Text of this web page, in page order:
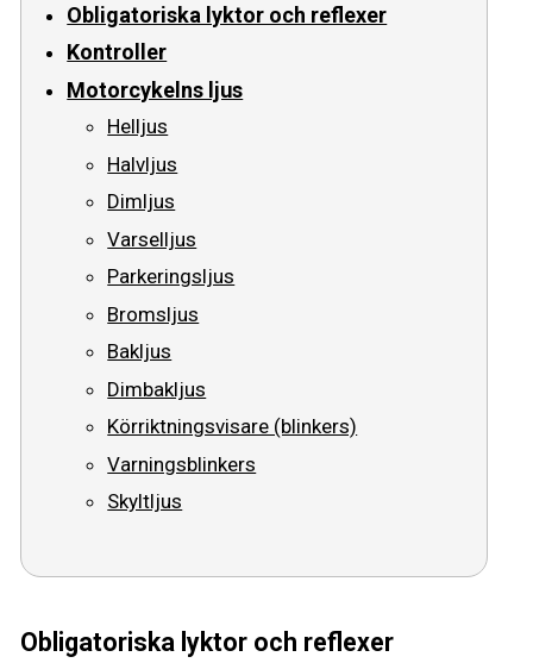
Vägmärkesspelet
Körkortsteori
Checklista för ditt MC-kort
Presentkort
Obligatoriska lyktor och reflexer
Kontroller
Motorcykelns ljus
Helljus
Halvljus
Dimljus
Varselljus
Parkeringsljus
Bromsljus
Bakljus
Dimbakljus
Körriktningsvisare (blinkers)
Varningsblinkers
Skyltljus
Obligatoriska lyktor och reflexer